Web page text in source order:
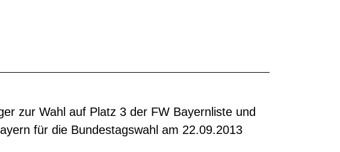
zur Wahl auf Platz 3 der FW Bayernliste und
für die Bundestagswahl am 22.09.2013